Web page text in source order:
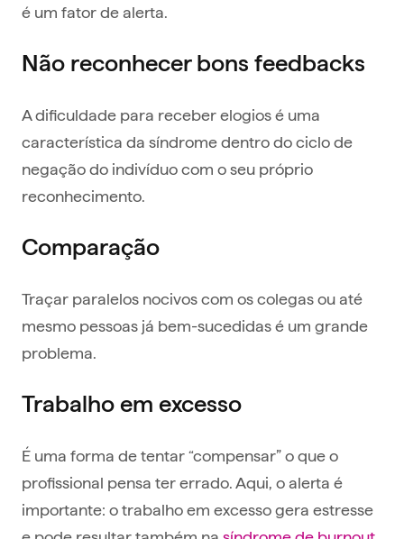
é um fator de alerta.
Não reconhecer bons feedbacks
A dificuldade para receber elogios é uma
característica da síndrome dentro do ciclo de
negação do indivíduo com o seu próprio
reconhecimento.
Comparação
Traçar paralelos nocivos com os colegas ou até
mesmo pessoas já bem-sucedidas é um grande
problema.
Trabalho em excesso
É uma forma de tentar “compensar” o que o
profissional pensa ter errado. Aqui, o alerta é
importante: o trabalho em excesso gera estresse